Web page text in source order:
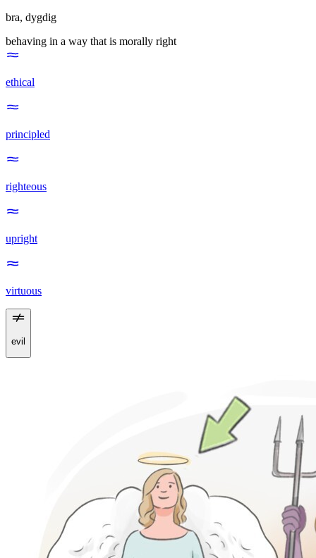
bra, dygdig
behaving in a way that is morally right
ethical
principled
righteous
upright
virtuous
evil